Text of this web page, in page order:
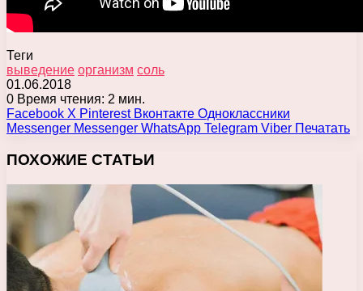
Теги
выведение организм соль
01.06.2018
0 Время чтения: 2 мин.
Facebook X Pinterest Вконтакте Одноклассники
Messenger Messenger WhatsApp Telegram Viber Печатать
ПОХОЖИЕ СТАТЬИ